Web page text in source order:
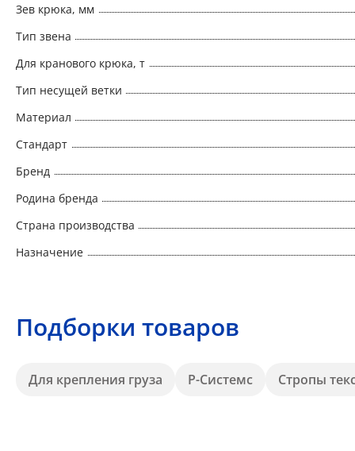
Зев крюка, мм
Тип звена
Для кранового крюка, т
Тип несущей ветки
Материал
Стандарт
Бренд
Родина бренда
Страна производства
Назначение
Подборки товаров
Для крепления груза Р-Системс Стропы